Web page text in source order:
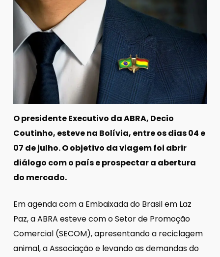
O presidente Executivo da ABRA, Decio
Coutinho, esteve na Bolívia, entre os dias 04 e
07 de julho. O objetivo da viagem foi abrir
diálogo com o país e prospectar a abertura
do mercado.
Em agenda com a Embaixada do Brasil em Laz
Paz, a ABRA esteve com o Setor de Promoção
Comercial (SECOM), apresentando a reciclagem
animal, a Associação e levando as demandas do